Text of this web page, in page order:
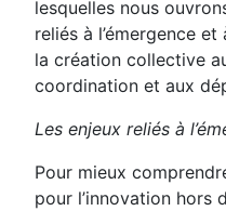
lesquelles nous
reliés à l’émergence
la création collective
coordination et aux
Les enjeux reliés à
Pour mieux
pour l’innovation hors